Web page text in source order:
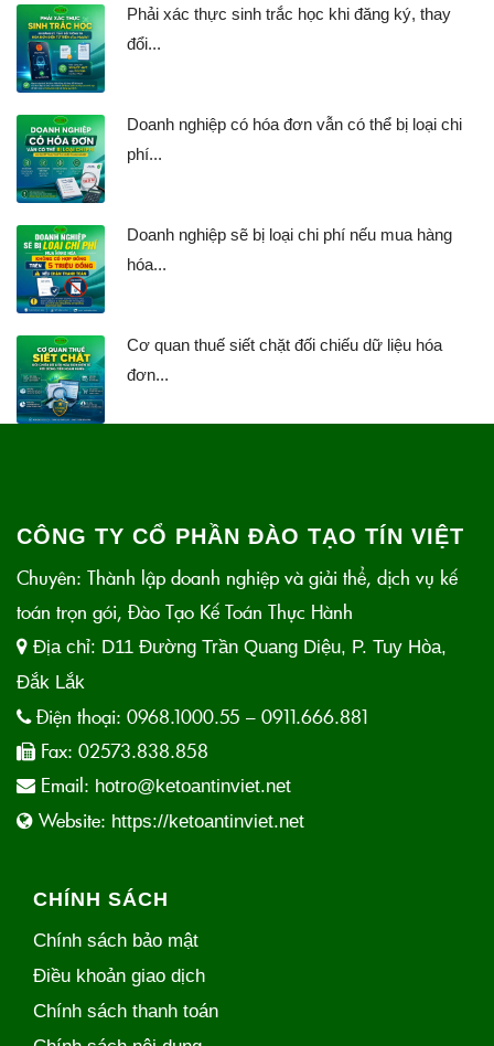
Phải xác thực sinh trắc học khi đăng ký, thay
đổi...
Doanh nghiệp có hóa đơn vẫn có thể bị loại chi
phí...
Doanh nghiệp sẽ bị loại chi phí nếu mua hàng
hóa...
Cơ quan thuế siết chặt đối chiếu dữ liệu hóa
đơn...
CÔNG TY CỔ PHẦN ĐÀO TẠO TÍN VIỆT
Chuyên: Thành lập doanh nghiệp và giải thể, dịch vụ kế
toán trọn gói, Đào Tạo Kế Toán Thực Hành
Địa chỉ: D11 Đường Trần Quang Diệu, P. Tuy Hòa,
Đắk Lắk
Điện thoại: 0968.1000.55 – 0911.666.881
Fax: 02573.838.858
Email: hotro@ketoantinviet.net
Website: https://ketoantinviet.net
CHÍNH SÁCH
Chính sách bảo mật
Điều khoản giao dịch
Chính sách thanh toán